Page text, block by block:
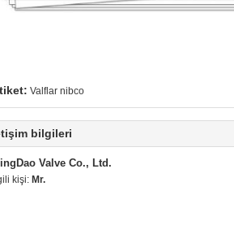
Valflar nibco
bilgileri
Valve Co., Ltd.
kişi: Mr.